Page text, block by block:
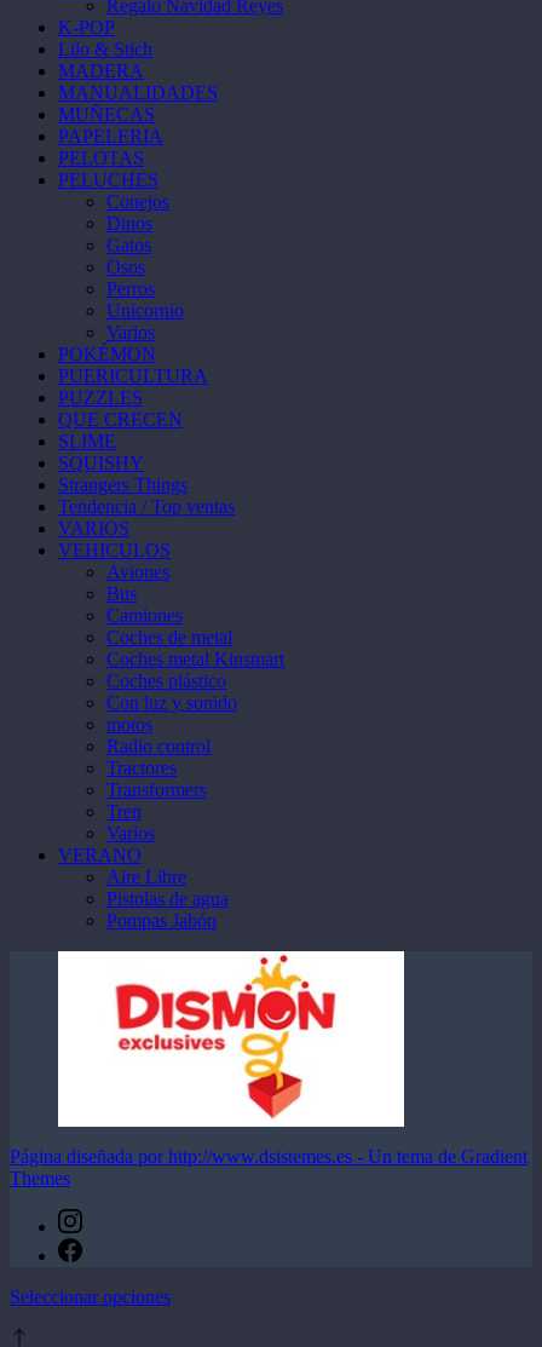
Regalo Navidad Reyes
K-POP
Lilo & Stich
MADERA
MANUALIDADES
MUÑECAS
PAPELERIA
PELOTAS
PELUCHES
Conejos
Dinos
Gatos
Osos
Perros
Unicornio
Varios
POKÉMON
PUERICULTURA
PUZZLES
QUE CRECEN
SLIME
SQUISHY
Strangers Things
Tendencia / Top ventas
VARIOS
VEHICULOS
Aviones
Bus
Camiones
Coches de metal
Coches metal Kinsmart
Coches plástico
Con luz y sonido
motos
Radio control
Tractores
Transformers
Tren
Varios
VERANO
Aire Libre
Pistolas de agua
Pompas Jabón
Página diseñada por http://www.dsistemes.es - Un tema de Gradient
Themes
Seleccionar opcionesEste